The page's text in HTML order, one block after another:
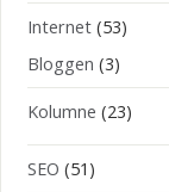
Internet (53)
Bloggen (3)
Kolumne (23)
SEO (51)